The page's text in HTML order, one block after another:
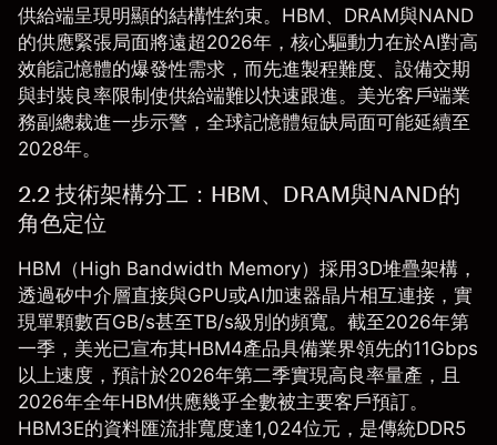
供給端呈現明顯的結構性約束。HBM、DRAM與NAND
的供應緊張局面將遠超2026年，核心驅動力在於AI對高
效能記憶體的爆發性需求，而先進製程難度、設備交期
與封裝良率限制使供給端難以快速跟進。美光客戶端業
務副總裁進一步示警，全球記憶體短缺局面可能延續至
2028年。
2.2 技術架構分工：HBM、DRAM與NAND的
角色定位
HBM（High Bandwidth Memory）採用3D堆疊架構，
透過矽中介層直接與GPU或AI加速器晶片相互連接，實
現單顆數百GB/s甚至TB/s級別的頻寬。截至2026年第
一季，美光已宣布其HBM4產品具備業界領先的11Gbps
以上速度，預計於2026年第二季實現高良率量產，且
2026年全年HBM供應幾乎全數被主要客戶預訂。
HBM3E的資料匯流排寬度達1,024位元，是傳統DDR5